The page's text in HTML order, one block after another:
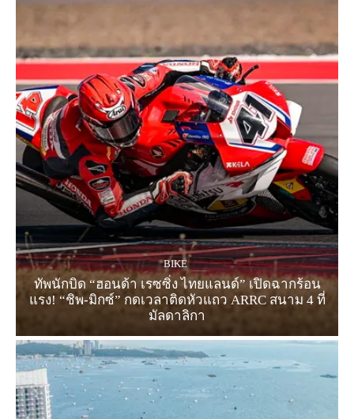
BIKE
ทัพนักบิด “ฮอนด้า เรซซิ่ง ไทยแลนด์” เปิดฉากร้อน
แรง! “ชิพ-มิกซ์” กดเวลาติดหัวแถว ARRC สนาม 4 ที่
มัลดาลิกา